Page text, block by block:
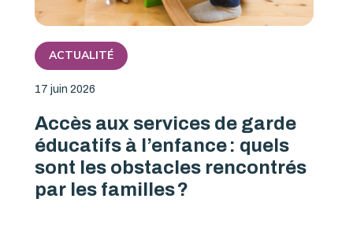
ACTUALITÉ
17 juin 2026
Accès aux services de garde
éducatifs à l’enfance : quels
sont les obstacles rencontrés
par les familles ?